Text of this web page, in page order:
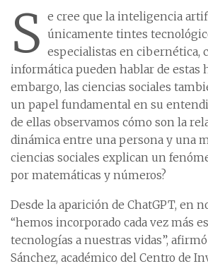
S e cree que la inteligencia
únicamente tintes
especialistas en cibernética,
informática pueden hablar de estas
embargo, las ciencias sociales
un papel fundamental en su
de ellas observamos cómo son la
dinámica entre una persona y una
ciencias sociales explican un
por matemáticas y números?
Desde la aparición de ChatGPT, en
“hemos incorporado cada vez más
tecnologías a nuestras vidas”,
Sánchez, académico del Centro de